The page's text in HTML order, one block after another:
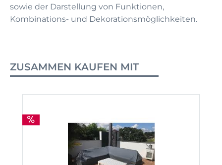
sowie der Darstellung von Funktionen,
Kombinations- und Dekorationsmöglichkeiten.
ZUSAMMEN KAUFEN MIT